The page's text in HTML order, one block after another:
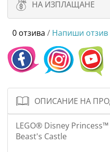
НА ИЗПЛАЩАНЕ
0 отзива / Напиши отзив
ОПИСАНИЕ НА
LEGO® Disney
Beast's Castle